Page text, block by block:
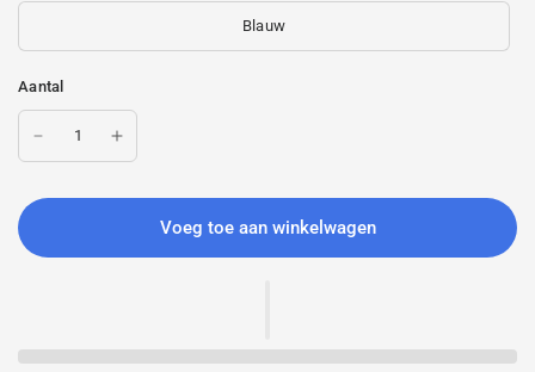
Blauw
Aantal
Voeg toe aan winkelwagen